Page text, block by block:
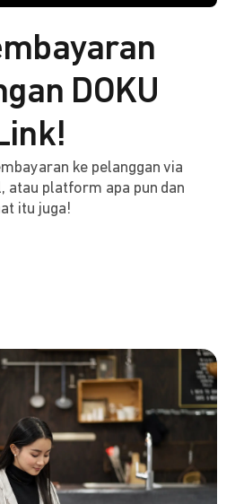
DOKU
ke pelanggan via
atau platform apa pun dan
itu juga!